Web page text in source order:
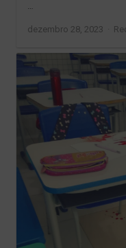
…
dezembro 28, 2023